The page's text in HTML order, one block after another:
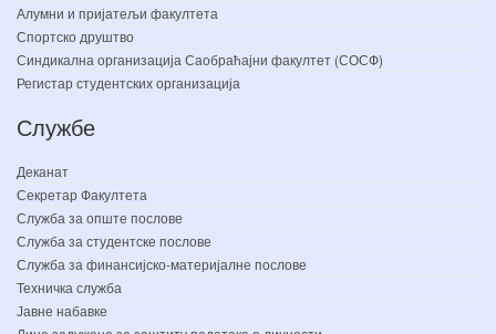
Алумни и пријатељи факултета
Спортско друштво
Синдикална организација Саобраћајни факултет (СОСФ)
Регистар студентских организација
Службе
Деканат
Секретар Факултета
Служба за опште послове
Служба за студентске послове
Служба за финансијско-материјалне послове
Техничка служба
Јавне набавке